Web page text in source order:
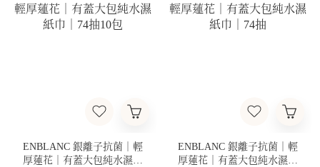
ENBLANC 銀離子抗菌｜輕
厚蓮花｜有蓋大包純水濕紙
ENBLANC 銀離子抗菌｜輕
厚蓮花｜有蓋大包純水濕紙